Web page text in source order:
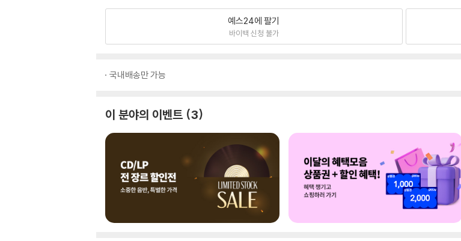
예스24에 팔기
바이백 신청 불가
국내배송만 가능
이 분야의 이벤트 3